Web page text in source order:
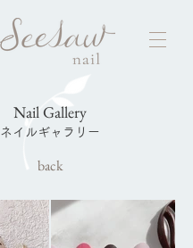
Nail Gallery
ネイルギャラリー
back